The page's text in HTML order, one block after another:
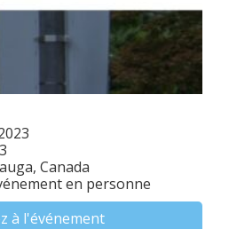
Canada
en personne
à l'événement